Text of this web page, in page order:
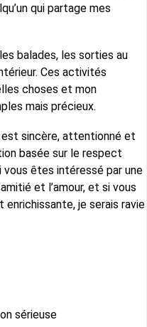
qui partage mes
balades, les sorties au
Ces activités
choses et mon
mais précieux.
sincère, attentionné et
basée sur le respect
êtes intéressé par une
et l’amour, et si vous
je serais ravie
sérieuse